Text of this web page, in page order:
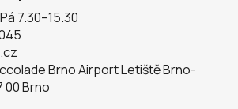
7.30–15.30
Brno Airport Letiště Brno-
00 Brno